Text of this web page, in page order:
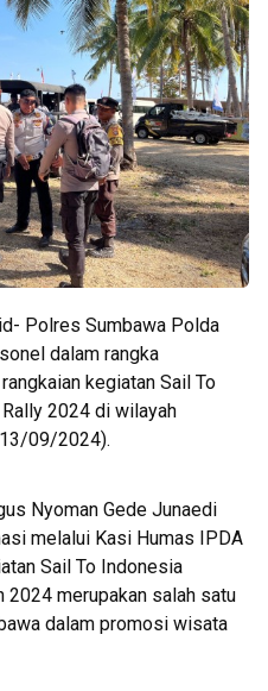
Polres Sumbawa Polda
dalam rangka
kegiatan Sail To
2024 di wilayah
09/2024).
Nyoman Gede Junaedi
melalui Kasi Humas IPDA
Sail To Indonesia
2024 merupakan salah satu
dalam promosi wisata